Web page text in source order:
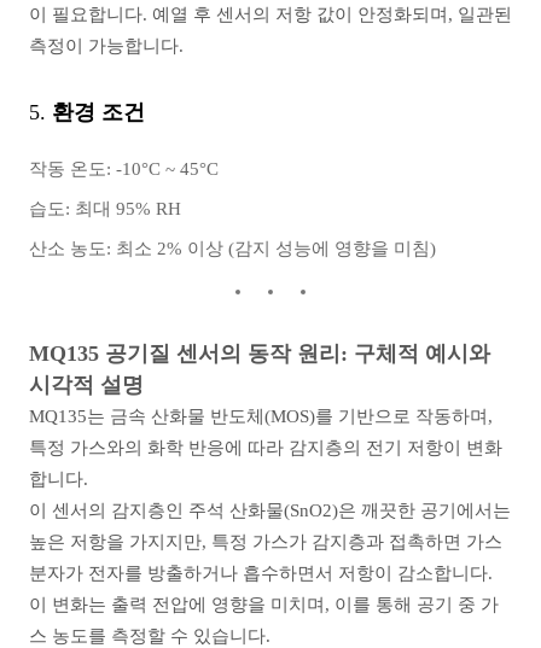
이 필요합니다. 예열 후 센서의 저항 값이 안정화되며, 일관된
측정이 가능합니다.
5. 환경 조건
작동 온도: -10°C ~ 45°C
습도: 최대 95% RH
산소 농도: 최소 2% 이상 (감지 성능에 영향을 미침)
MQ135 공기질 센서의 동작 원리: 구체적 예시와
시각적 설명
MQ135는 금속 산화물 반도체(MOS)를 기반으로 작동하며,
특정 가스와의 화학 반응에 따라 감지층의 전기 저항이 변화
합니다.
이 센서의 감지층인 주석 산화물(SnO2)은 깨끗한 공기에서는
높은 저항을 가지지만, 특정 가스가 감지층과 접촉하면 가스
분자가 전자를 방출하거나 흡수하면서 저항이 감소합니다.
이 변화는 출력 전압에 영향을 미치며, 이를 통해 공기 중 가
스 농도를 측정할 수 있습니다.